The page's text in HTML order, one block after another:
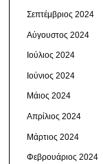
Σεπτέμβριος 2024
Αύγουστος 2024
Ιούλιος 2024
Ιούνιος 2024
Μάιος 2024
Απρίλιος 2024
Μάρτιος 2024
Φεβρουάριος 2024